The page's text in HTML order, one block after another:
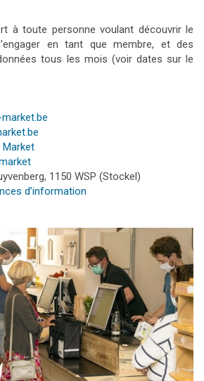
à toute personne voulant découvrir le
en tant que membre, et des
tous les mois (voir dates sur le
Market
1150 WSP (Stockel)
d’information